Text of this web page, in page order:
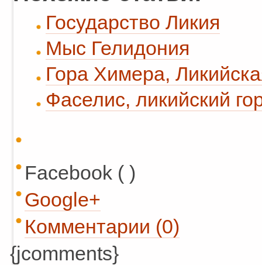
Государство Ликия
Мыс Гелидония
Гора Химера,
Фаселис, ликийский
Facebook ( )
Google+
Комментарии (0)
{jcomments}